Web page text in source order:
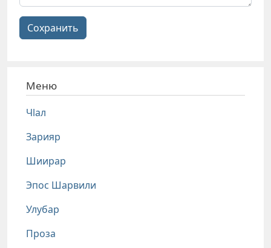
Сохранить
Меню
Чlал
Зарияр
Шиирар
Эпос Шарвили
Улубар
Проза